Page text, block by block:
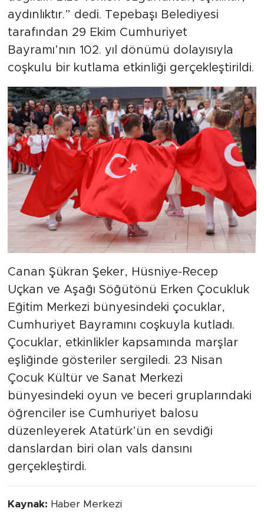
aydınlıktır.” dedi. Tepebaşı Belediyesi
tarafından 29 Ekim Cumhuriyet
Bayramı’nın 102. yıl dönümü dolayısıyla
coşkulu bir kutlama etkinliği gerçekleştirildi.
Canan Şükran Şeker, Hüsniye-Recep
Uçkan ve Aşağı Söğütönü Erken Çocukluk
Eğitim Merkezi bünyesindeki çocuklar,
Cumhuriyet Bayramını coşkuyla kutladı.
Çocuklar, etkinlikler kapsamında marşlar
eşliğinde gösteriler sergiledi. 23 Nisan
Çocuk Kültür ve Sanat Merkezi
bünyesindeki oyun ve beceri gruplarındaki
öğrenciler ise Cumhuriyet balosu
düzenleyerek Atatürk’ün en sevdiği
danslardan biri olan vals dansını
gerçekleştirdi.
Kaynak: Haber Merkezi